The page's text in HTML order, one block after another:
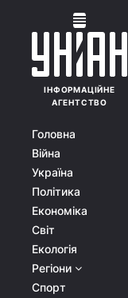
ІНФОРМАЦІЙНЕ
АГЕНТСТВО
Головна
Війна
Україна
Політика
Економіка
Світ
Екологія
Регіони
Спорт